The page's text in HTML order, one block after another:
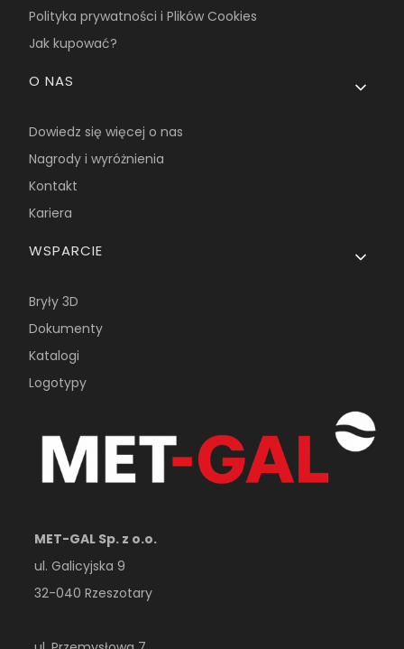
Polityka prywatności i Plików Cookies
Jak kupować?
O NAS
Dowiedz się więcej o nas
Nagrody i wyróżnienia
Kontakt
Kariera
WSPARCIE
Bryły 3D
Dokumenty
Katalogi
Logotypy
MET-GAL Sp. z o.o.
ul. Galicyjska 9
32-040 Rzeszotary